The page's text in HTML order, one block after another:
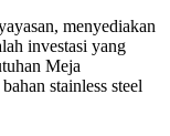
menyediakan
investasi yang
Meja
stainless steel